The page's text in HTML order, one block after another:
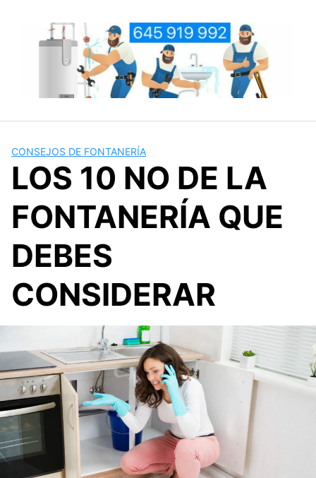
contenido
CONSEJOS DE FONTANERÍA
LOS 10 NO DE LA
FONTANERÍA QUE
DEBES
CONSIDERAR